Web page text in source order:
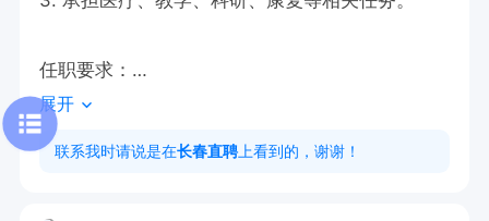
任职要求：
1. 具备医师资格证，此为必备条件。
2. 有无骨科相关工作经验均可，有经验者优先。
展开
联系我时请说是在长春直聘 上看到的，谢谢！